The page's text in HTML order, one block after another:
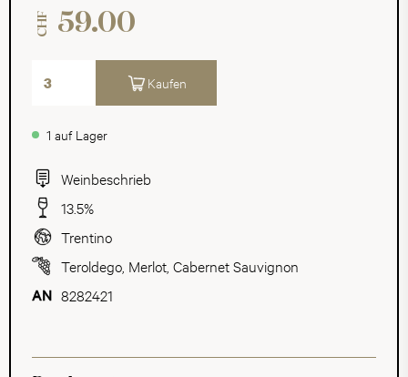
Weinbeschrieb
13.5%
Trentino
Teroldego Merlot Cabernet Sauvignon
8282421
1 auf Lager
CHF 59.00
Kaufen